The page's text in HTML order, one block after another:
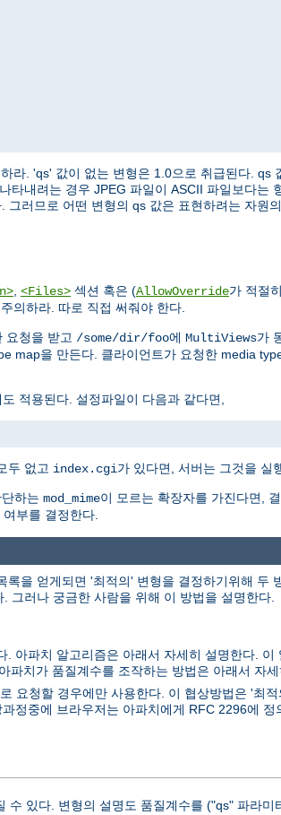
. 'qs' 값이 없는 변형은 1.0으로 취급된다. qs
내려는 경우 JPEG 파일이 ASCII 파일보다는
러므로 어떤 변형의 qs 값은 표현하려는 자원
, <Files> 섹션 혹은 (AllowOverride가 적절
의하라. 따로 직접 써줘야 한다.
요청을 받고 /some/dir/foo에 MultiViews가
map을 만든다. 클라이언트가 요청한 media
도 적용된다. 설정파일이 다음과 같다면,
두 없고 index.cgi가 있다면, 서버는 그것을 실
하는 mod_mime이 모르는 확장자를 가진다면,
부를 결정한다.
을 얻게되면 '최적의' 변형을 결정하기위해 두
그러나 궁금한 사람을 위해 이 방법을 설명한다.
. 아파치 알고리즘은 아래서 자세히 설명한다. 이
치가 품질계수를 조작하는 방법은 아래서 자세
요청할 경우에만 사용한다. 이 협상방법은 '최
정중에 브라우저는 아파치에게 RFC 2296에 정
있다. 변형의 설명도 품질계수를 ("qs" 파라미